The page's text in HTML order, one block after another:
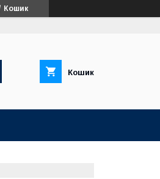
Кошик
Кошик